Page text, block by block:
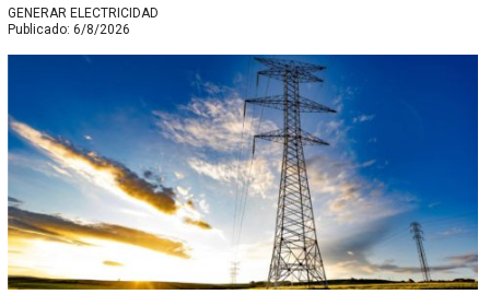
GENERAR ELECTRICIDAD
Publicado: 6/8/2026